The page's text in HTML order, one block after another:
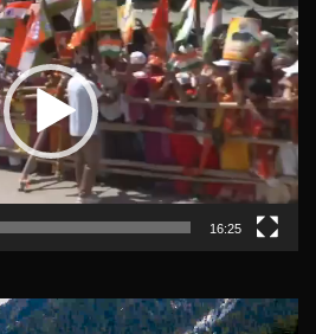
16:25